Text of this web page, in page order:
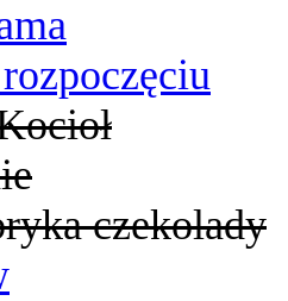
czekolady